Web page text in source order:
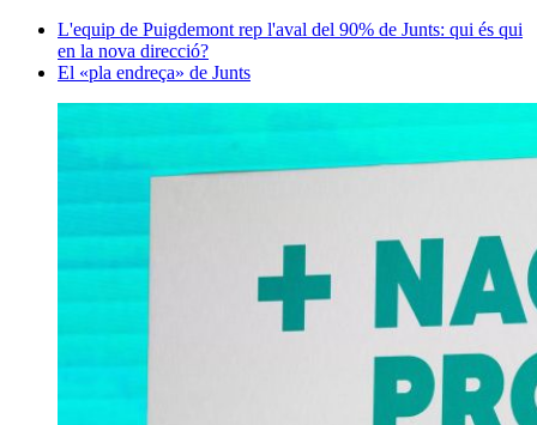
L'equip de Puigdemont rep l'aval del 90% de Junts: qui és qui
en la nova direcció?
El «pla endreça» de Junts